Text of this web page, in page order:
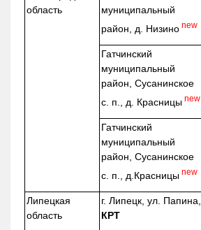
область
муниципальный
район, д. Низино new
Гатчинский
муниципальный
район, Сусанинское
с. п., д. Красницы new
Гатчинский
муниципальный
район, Сусанинское
с. п., д.Красницы new
Липецкая
область
г. Липецк, ул. Папина,
КРТ